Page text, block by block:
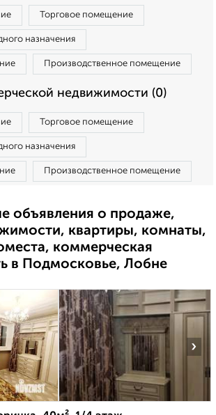
Торговое помещение
назначения
Производственное помещение
недвижимости (0)
Торговое помещение
назначения
Производственное помещение
объявления о продаже,
квартиры, комнаты,
коммерческая
в Подмосковье, Лобне
›